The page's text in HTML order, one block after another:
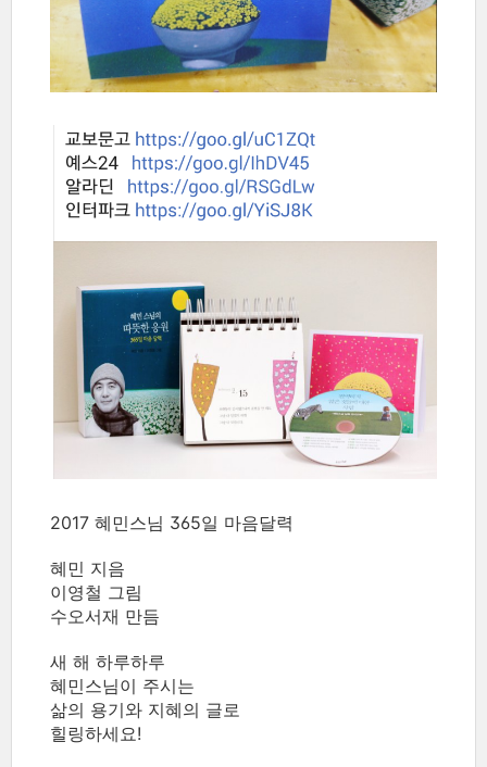
2017 혜민스님 365일 마음달력
혜민 지음
이영철 그림
수오서재 만듬
새 해 하루하루
혜민스님이 주시는
삶의 용기와 지혜의 글로
힐링하세요!